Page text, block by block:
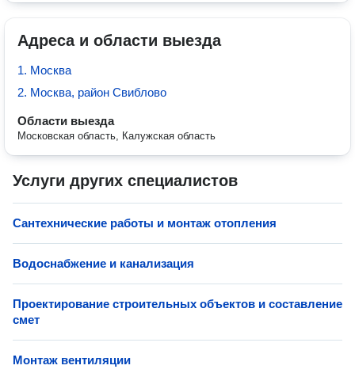
Адреса и области выезда
1. Москва
2. Москва, район Свиблово
Области выезда
Московская область, Калужская область
Услуги других специалистов
Сантехнические работы и монтаж отопления
Водоснабжение и канализация
Проектирование строительных объектов и составление
смет
Монтаж вентиляции